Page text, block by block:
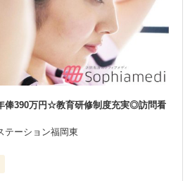
俸390万円☆教育研修制度充実◎訪問看
テーション福岡東